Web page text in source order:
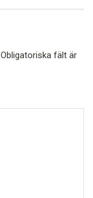
Obligatoriska fält är